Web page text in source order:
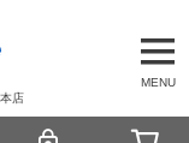
MENU
店